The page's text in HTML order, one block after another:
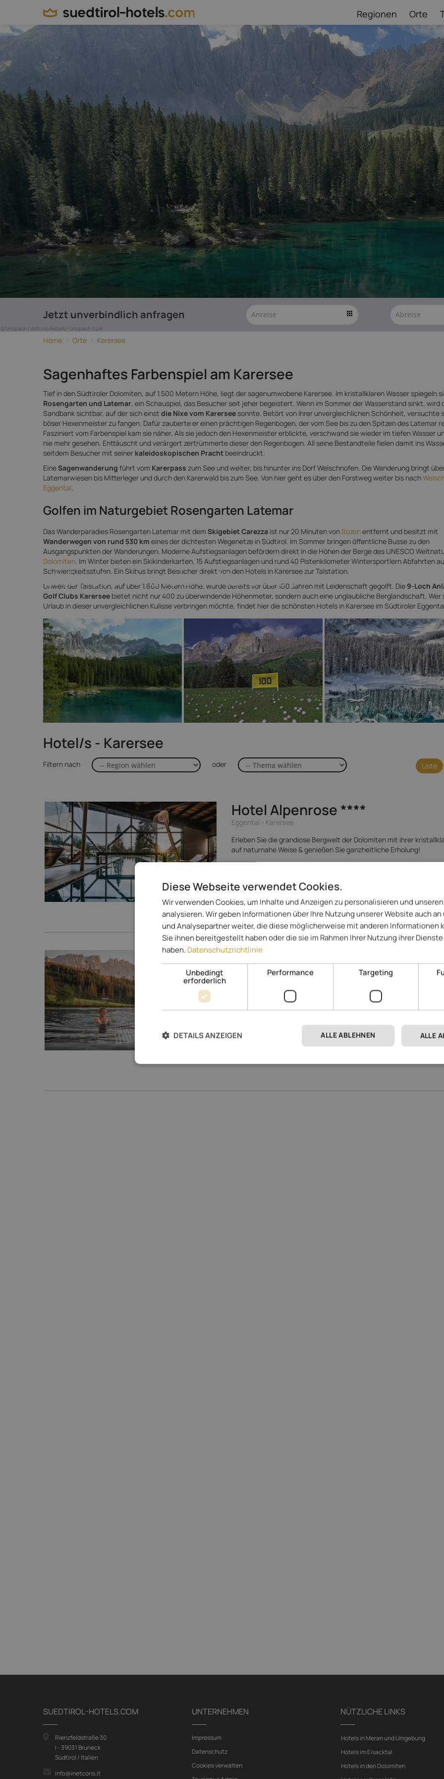
Regionen Orte
Die schönsten Hotels in Karersee
© Unsplash / Antonio Ristallo - unsplash.com
Jetzt unverbindlich anfragen
Home / Orte / Karersee
Sagenhaftes Farbenspiel am Karersee
Tief in den Südtiroler Dolomiten, auf 1.500 Metern Höhe, liegt der sagenumwobene Karersee. Im kristallklaren Wasser spiegeln
Rosengarten und Latemar, ein Schauspiel, das Besucher seit jeher begeistert. Wenn im Sommer der Wasserstand sinkt, wird
Sandbank sichtbar, auf der sich einst die Nixe vom Karerseesonnte. Betört von ihrer unvergleichlichen Schönheit, versuchte
böser Hexenmeister zu fangen. Dafür zauberte er einen prächtigen Regenbogen, der vom See bis zu den Spitzen des Latemar
Fasziniert vom Farbenspiel kam sie näher. Als sie jedoch den Hexenmeister erblickte, verschwand sie wieder im tiefen Wasser
nie mehr gesehen. Enttäuscht und verärgert zertrümmerte dieser den Regenbogen. All seine Bestandteile fielen damit ins
seitdem Besucher mit seiner kaleidoskopischen Pracht beeindruckt.
EineSagenwanderung führt vom Karerpass zum See und weiter, bis hinunter ins Dorf Welschnofen. Die Wanderung bringt
Latemarwiesen bis Mitterleger und durch den Karerwald bis zum See. Von hier geht es über den Forstweg weiter bis nach
Eggental.
Golfen im Naturgebiet Rosengarten Latemar
Das Wanderparadies Rosengarten Latemar mit dem Skigebiet Carezza ist nur 20 Minuten von Bozenentfernt und besitzt mit
Wanderwegen von rund 530 km eines der dichtesten Wegenetze in Südtirol. Im Sommer bringen öffentliche Busse zu den
Ausgangspunkten der Wanderungen. Moderne Aufstiegsanlagen befördern direkt in die Höhen der Berge des UNESCO
Dolomiten. Im Winter bieten ein Skikinderkarten, 15 Aufstiegsanlagen und rund 40 Pistenkilometer Wintersportlern Abfahrten
Schwierigkeitsstufen. Ein Skibus bringt Besucher direkt von den Hotels in Karersee zur Talstation.
Unweit der Talstation, auf über 1.600 Metern Höhe, wurde bereits vor über 100 Jahren mit Leidenschaft gegolft. Die 9-Loch
Golf Clubs Karersee bietet nicht nur 400 zu überwindende Höhenmeter, sondern auch eine unglaubliche Berglandschaft. Wer
Urlaub in dieser unvergleichlichen Kulisse verbringen möchte, findet hier die schönsten Hotels in Karersee im Südtiroler
Hotel/s - Karersee
Liste
Filtern nach oder
Hotel Alpenrose ****
Eggental - Karersee
Erleben Sie die grandiose Bergwelt der Dolomiten mit ihrer
auf naturnahe Weise & genießen Sie ganzheitliche Erholung!
148,-
Moseralm Dolomiti Hideaway
Eggental - Karersee
Urlaub auf 1.580 Metern Meereshöhe, direkt an den Pisten von
in der Nähe des Karer Sees, mit herrlichem Panorama und
Wellnessbereich
ab172,-
SUEDTIROL-HOTELS.COM
Rienzfeldstraße 30
I - 39031 Bruneck
Südtirol / Italien
info@inetcons.it
UNTERNEHMEN
Impressum
Datenschutz
Cookies verwalten
NÜTZLICHE LINKS
Hotels in Meran und Umgebung
Hotels im Eisacktal
Hotels in den Dolomiten
Diese Webseite verwendet Cookies.
Wir verwenden Cookies, um Inhalte und Anzeigen zu personalisieren und
analysieren. Wir geben Informationen über Ihre Nutzung unserer Website auch an
und Analysepartner weiter, die diese möglicherweise mit anderen Informationen
Sie ihnen bereitgestellt haben oder die sie im Rahmen Ihrer Nutzung ihrer
haben. Datenschutzrichtlinie
Unbedingt
erforderlich
Performance Targeting
ALLE
ALLE ABLEHNEN
DETAILS ANZEIGEN